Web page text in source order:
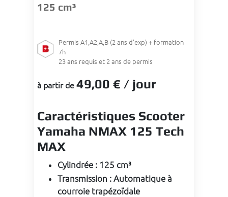
125 cm³
Permis A1,A2,A,B (2 ans d'exp) + formation
7h
23ans requis et 2 ans de permis
à partir de49,00 € / jour
Caractéristiques Scooter
Yamaha NMAX 125 Tech
MAX
Cylindrée : 125 cm³
Transmission :Automatique à
courroie trapézoïdale